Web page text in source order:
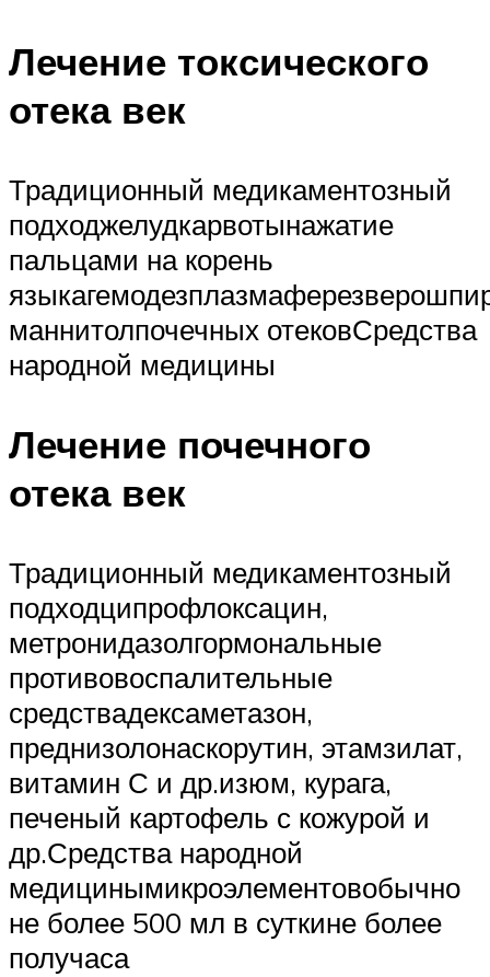
Лечение токсического
отека век
Традиционный медикаментозный
подходжелудкарвотынажатие
пальцами на корень
маннитолпочечных отековСредства
народной медицины
Лечение почечного
отека век
Традиционный медикаментозный
подходципрофлоксацин,
метронидазолгормональные
противовоспалительные
средствадексаметазон,
преднизолонаскорутин, этамзилат,
витамин С и др.изюм, курага,
печеный картофель с кожурой и
др.Средства народной
медицинымикроэлементовобычно
не более 500 мл в суткине более
получаса